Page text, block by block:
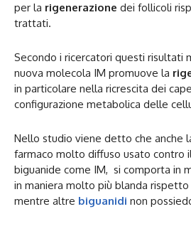
per la rigenerazione dei follicoli
trattati.
Secondo i ricercatori questi risultati
nuova molecola IM promuove la
in particolare nella ricrescita dei
configurazione metabolica delle
Nello studio viene detto che anche
farmaco molto diffuso usato contro
biguanide come IM, si comporta in
in maniera molto più blanda
mentre altre biguanidi non